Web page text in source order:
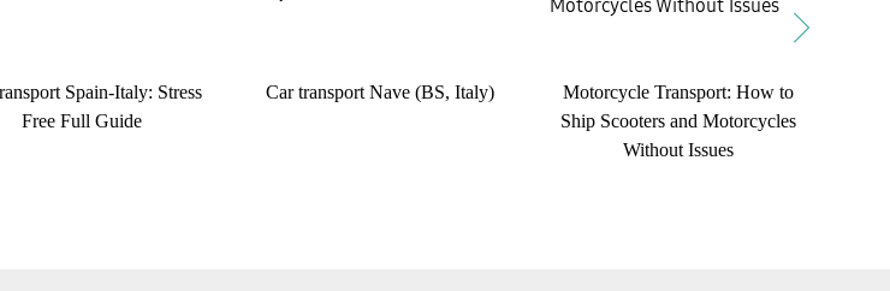
Spain-Italy: Stress
Free Full Guide
Car transport Nave (BS, Italy)
Motorcycle Transport: How to
Ship Scooters and Motorcycles
Without Issues